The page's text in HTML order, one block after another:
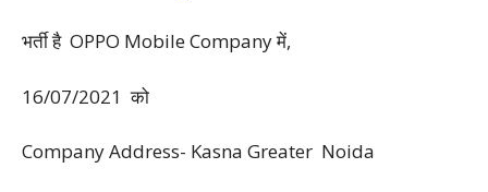
भर्ती है OPPO Mobile Company में,
16/07/2021 को
Company Address- Kasna Greater Noida